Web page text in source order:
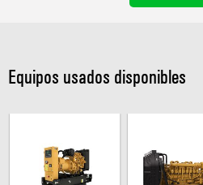
Equipos usados disponibles